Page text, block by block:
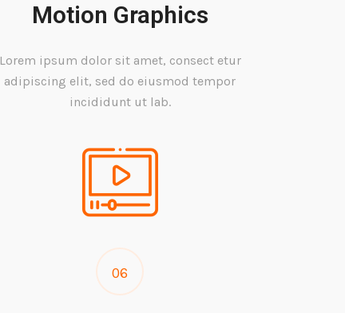
Motion Graphics
Lorem ipsum dolor sit amet, consect etur
adipiscing elit, sed do eiusmod tempor
incididunt ut lab.
06